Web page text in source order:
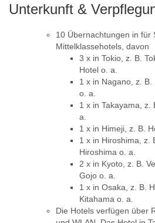
Unterkunft &
10 Übernachtungen in für
Mittelklassehotels, davon
3 x in Tokio, z. B.
Hotel o. a.
1 x in Nagano, z.
o. a.
1 x in Takayama, z.
a.
1 x in Himeji, z. B.
1 x in Hiroshima, z.
Hiroshima o. a.
2 x in Kyoto, z. B.
Gojo o. a.
1 x in Osaka, z. B.
Kitahama o. a.
Die Hotels verfügen über